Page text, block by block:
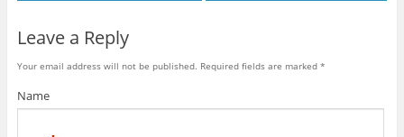
Leave a Reply
Your email address will not be published. Required fields are marked *
Name